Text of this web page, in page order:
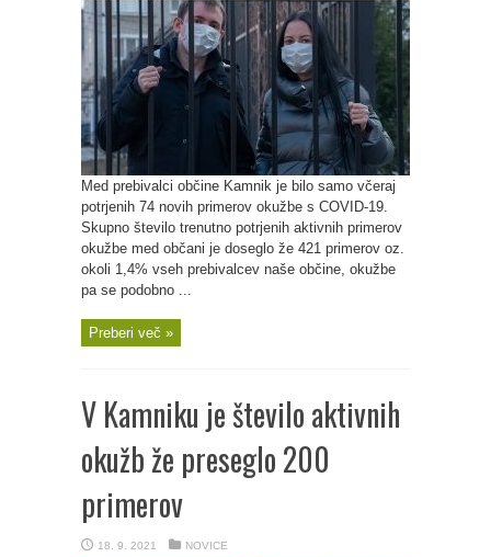
Med prebivalci občine Kamnik je bilo samo včeraj
potrjenih 74 novih primerov okužbe s COVID-19.
Skupno število trenutno potrjenih aktivnih primerov
okužbe med občani je doseglo že 421 primerov oz.
okoli 1,4% vseh prebivalcev naše občine, okužbe
pa se podobno ...
Preberi več »
V Kamniku je število aktivnih
okužb že preseglo 200
primerov
18. 9. 2021 NOVICE